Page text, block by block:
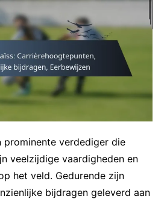
prominente verdediger die
veelzijdige vaardigheden en
het veld. Gedurende zijn
bijdragen geleverd aan